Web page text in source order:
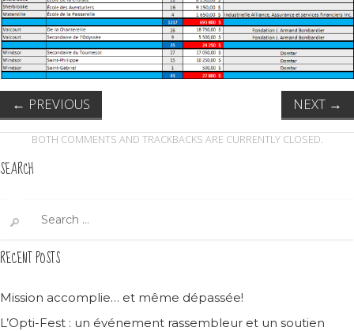
← PREVIOUS NEXT →
BOTH COMMENTS AND TRACKBACKS ARE CURRENTLY CLOSED.
SEARCH
for:
RECENT POSTS
Mission accomplie… et même dépassée!
L’Opti-Fest : un événement rassembleur et un soutien